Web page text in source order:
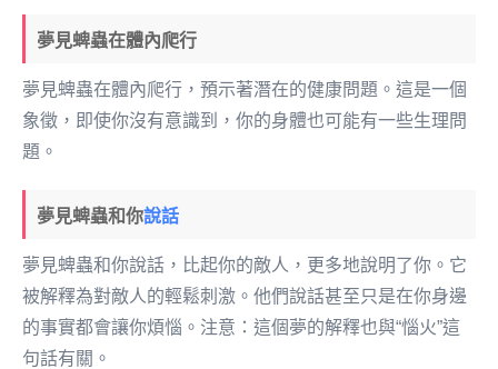
夢見蜱蟲在體內爬行
夢見蜱蟲在體內爬行，預示著潛在的健康問題。這是一個
象徵，即使你沒有意識到，你的身體也可能有一些生理問
題。
夢見蜱蟲和你說話
夢見蜱蟲和你說話，比起你的敵人，更多地說明了你。它
被解釋為對敵人的輕鬆刺激。他們說話甚至只是在你身邊
的事實都會讓你煩惱。注意：這個夢的解釋也與“惱火”這
句話有關。